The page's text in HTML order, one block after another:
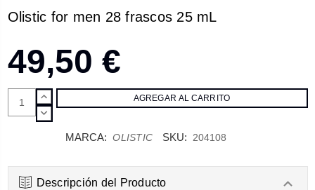
Olistic for men 28 frascos 25 mL
49,50 €
AUMENTAR
CANTIDAD:
DISMINUIR
MARCA: OLISTIC SKU: 204108
Descripción del Producto